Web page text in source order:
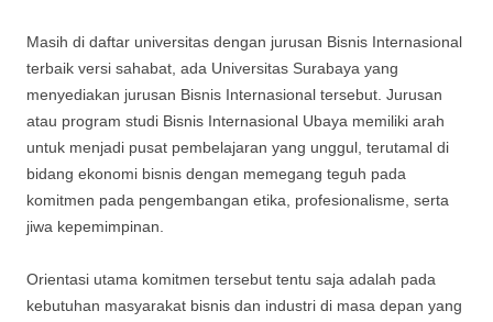
Masih di daftar universitas dengan jurusan Bisnis Internasional
terbaik versi sahabat, ada Universitas Surabaya yang
menyediakan jurusan Bisnis Internasional tersebut. Jurusan
atau program studi Bisnis Internasional Ubaya memiliki arah
untuk menjadi pusat pembelajaran yang unggul, terutamal di
bidang ekonomi bisnis dengan memegang teguh pada
komitmen pada pengembangan etika, profesionalisme, serta
jiwa kepemimpinan.
Orientasi utama komitmen tersebut tentu saja adalah pada
kebutuhan masyarakat bisnis dan industri di masa depan yang